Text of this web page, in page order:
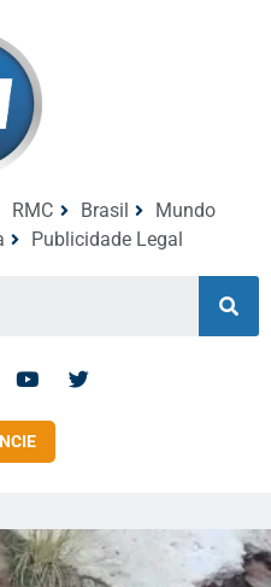
RMC Brasil
Mundo
Publicidade Legal